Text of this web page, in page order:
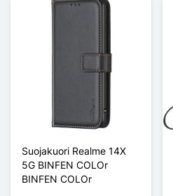
Suojakuori Realme 14X
5G BINFEN COLOr
BINFEN COLOr